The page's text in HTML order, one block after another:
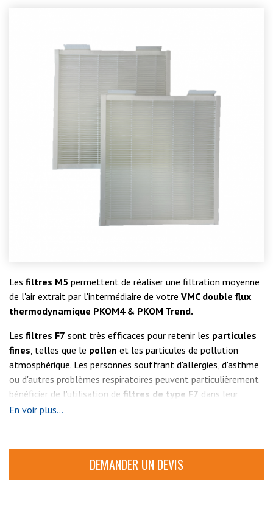
Les filtres M5 permettent de réaliser une filtration moyenne
de l'air extrait par l'intermédiaire de votre VMC double flux
thermodynamique PKOM4 & PKOM Trend.
Les filtres F7 sont très efficaces pour retenir les particules
fines, telles que le pollen et les particules de pollution
atmosphérique. Les personnes souffrant d'allergies, d'asthme
ou d'autres problèmes respiratoires peuvent particulièrement
bénéficier de l'utilisation de filtres de type F7 dans leur
système de ventilation, car ces filtres peuvent aider à éliminer
Le remplacement régulier du filtre est essentiel pour
maintenir une qualité d'air intérieur saine et réduire les risques
En voir plus...
DEMANDER UN DEVIS